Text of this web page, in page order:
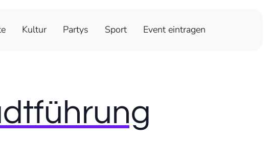
Kultur Partys Sport Event eintragen